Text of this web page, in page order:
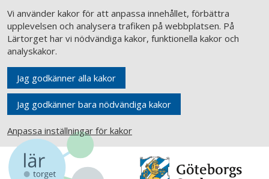
Vi använder kakor för att anpassa innehållet, förbättra
upplevelsen och analysera trafiken på webbplatsen. På
Lärtorget har vi nödvändiga kakor, funktionella kakor och
analyskakor.
Jag godkänner alla kakor
Jag godkänner bara nödvändiga kakor
Anpassa inställningar för kakor